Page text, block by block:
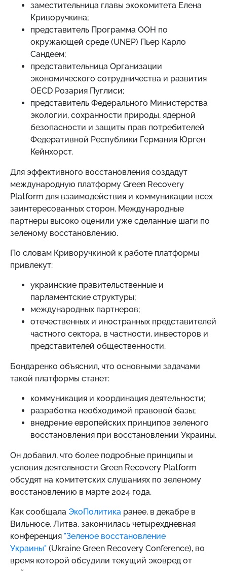
заместительница главы экокомитета Елена
Криворучкина;
представитель Программа ООН по
окружающей среде (UNEP) Пьер Карло
Сандеем;
представительница Организации
экономического сотрудничества и развития
OEСD Розария Пуглиси;
представитель Федерального Министерства
экологии, сохранности природы, ядерной
безопасности и защиты прав потребителей
Федеративной Республики Германия Юрген
Кейнхорст.
Для эффективного восстановления создадут
международную платформу Green Recovery
Platform для взаимодействия и коммуникации всех
заинтересованных сторон. Международные
партнеры высоко оценили уже сделанные шаги по
зеленому восстановлению.
По словам Криворучкиной к работе платформы
привлекут:
украинские правительственные и
парламентские структуры;
международных партнеров;
отечественных и иностранных представителей
частного сектора, в частности, инвесторов и
представителей общественности.
Бондаренко объяснил, что основными задачами
такой платформы станет:
коммуникация и координация деятельности;
разработка необходимой правовой базы;
внедрение европейских принципов зеленого
восстановления при восстановлении Украины.
Он добавил, что более подробные принципы и
условия деятельности Green Recovery Platform
обсудят на комитетских слушаниях по зеленому
восстановлению в марте 2024 года.
Как сообщала ЭкоПолитика ранее, в декабре в
Вильнюсе, Литва, закончилась четырехдневная
конференция "Зеленое восстановление
Украины" (Ukraine Green Recovery Conference), во
время которой обсудили текущий эковред от